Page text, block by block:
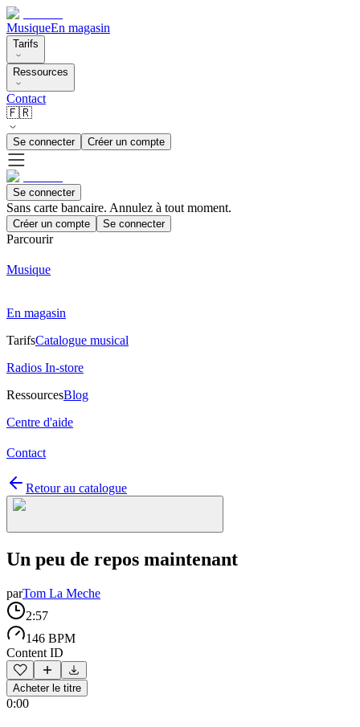
MusiqueEn magasin
Tarifs
Ressources
Contact
🇫🇷
Se connecter Créer un compte
Se connecter
Sans carte bancaire. Annulez à tout moment.
Créer un compte Se connecter
Parcourir
Musique
En magasin
TarifsCatalogue musical
Radios In-store
RessourcesBlog
Centre d'aide
Contact
Retour au catalogue
Un peu de repos maintenant
parTom La Meche
2:57
146 BPM
Content ID
Acheter le titre
0:00